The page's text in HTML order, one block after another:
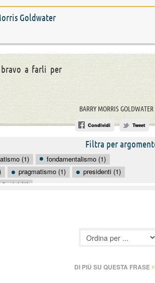
Goldwater
a farli per
BARRY MORRIS GOLDWATER
Condividi Tweet
Filtra per
(1)
fondamentalismo (1)
pragmatismo (1)
presidenti (1)
vizi (1)
DI PIÙ SU QUESTA FRASE